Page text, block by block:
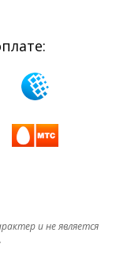
и не является